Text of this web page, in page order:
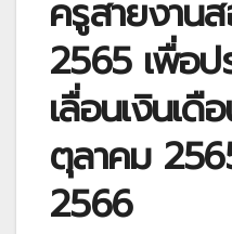
ครูสายงาน
2565 เพื่อป
เลื่อนเงินเดื
ตุลาคม
2566